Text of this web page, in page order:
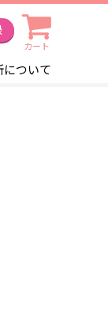
カート
について